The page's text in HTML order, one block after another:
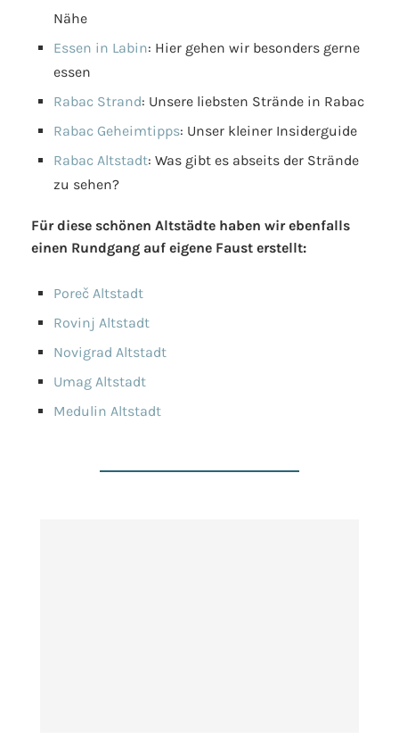
Nähe
Essen in Labin: Hier gehen wir besonders gerne
essen
Rabac Strand: Unsere liebsten Strände in Rabac
Rabac Geheimtipps: Unser kleiner Insiderguide
Rabac Altstadt: Was gibt es abseits der Strände
zu sehen?
Für diese schönen Altstädte haben wir ebenfalls
einen Rundgang auf eigene Faust erstellt:
Poreč Altstadt
Rovinj Altstadt
Novigrad Altstadt
Umag Altstadt
Medulin Altstadt